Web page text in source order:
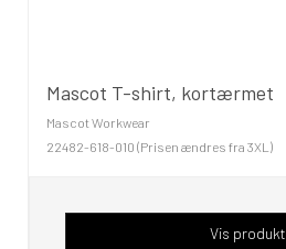
Mascot T-shirt, kortærmet
Mascot Workwear
22482-618-010 (Prisen ændres fra 3XL)
Vis produkt